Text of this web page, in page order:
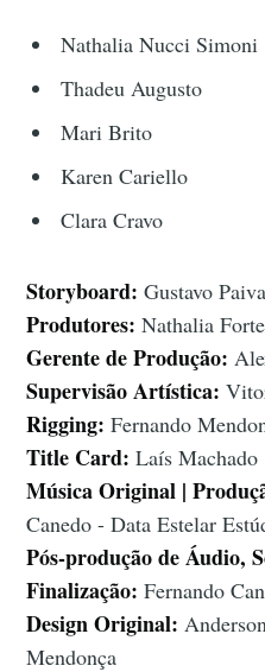
Nathalia Nucci Simoni
Thadeu Augusto
Mari Brito
Karen Cariello
Clara Cravo
Storyboard:Gustavo Paiva
Produtores:Nathalia
Gerente de Produção:
Supervisão Artística:
Rigging:Fernando
Title Card:Laís Machado
Música Original |
Canedo - Data Estelar
Pós-produção de Áudio,
Finalização:Fernando
Design Original:
Mendonça